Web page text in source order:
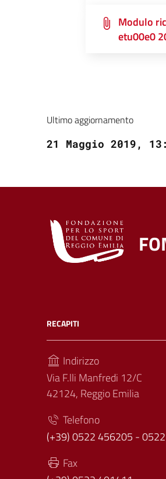
Modulo
etu00e0
Ultimo aggiornamento
21 Maggio 2019,
RECAPITI
Indirizzo
Via F.lli Manfredi 12/C
42124, Reggio Emilia
Telefono
(+39) 0522 456205 -
Fax